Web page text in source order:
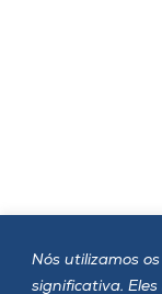
Nós utilizamos
significativa.